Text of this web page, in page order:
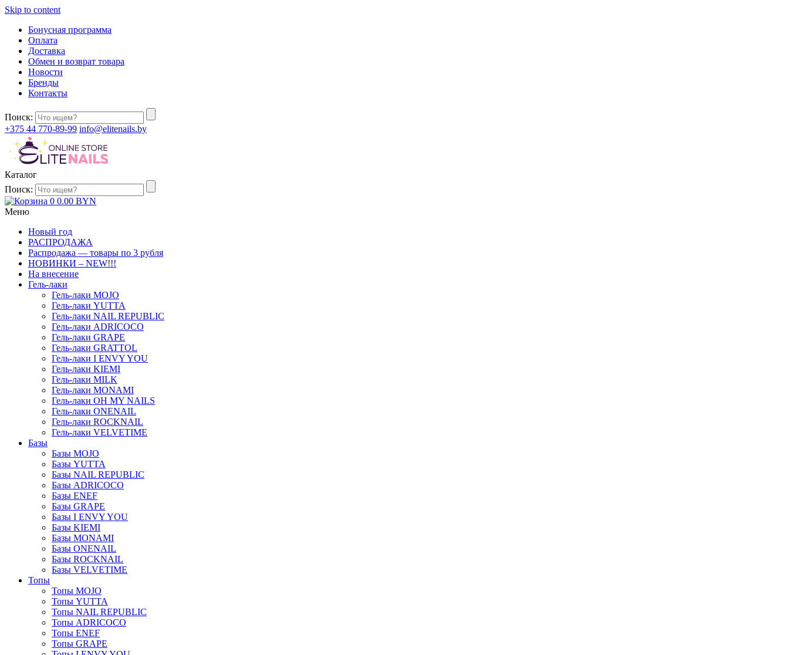
Skip to content
Бонусная программа
Оплата
Доставка
Обмен и возврат товара
Новости
Бренды
Контакты
Поиск:
+375 44 770-89-99 info@elitenails.by
Каталог
Поиск:
0 0.00 BYN
Меню
Новый год
РАСПРОДАЖА
Распродажа — товары по 3 рубля
НОВИНКИ – NEW!!!
На внесение
Гель-лаки
Гель-лаки MOJO
Гель-лаки YUTTA
Гель-лаки NAIL REPUBLIC
Гель-лаки ADRICOCO
Гель-лаки GRAPE
Гель-лаки GRATTOL
Гель-лаки I ENVY YOU
Гель-лаки KIEMI
Гель-лаки MILK
Гель-лаки MONAMI
Гель-лаки OH MY NAILS
Гель-лаки ONENAIL
Гель-лаки ROCKNAIL
Гель-лаки VELVETIME
Базы
Базы MOJO
Базы YUTTA
Базы NAIL REPUBLIC
Базы ADRICOCO
Базы ENEF
Базы GRAPE
Базы I ENVY YOU
Базы KIEMI
Базы MONAMI
Базы ONENAIL
Базы ROCKNAIL
Базы VELVETIME
Топы
Топы MOJO
Топы YUTTA
Топы NAIL REPUBLIC
Топы ADRICOCO
Топы ENEF
Топы GRAPE